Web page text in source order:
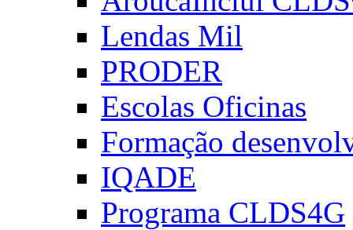
Lendas Mil
PRODER
Escolas Oficinas
Formação
IQADE
Programa CLDS4G